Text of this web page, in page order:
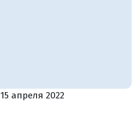
15 апреля 2022